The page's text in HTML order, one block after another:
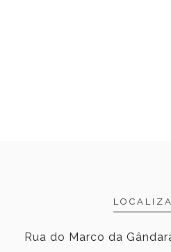
Rua do Marco da